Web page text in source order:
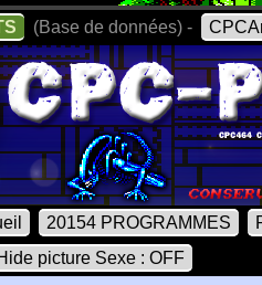
(Base de données) -
20154 PROGRAMMES
picture Sexe : OFF